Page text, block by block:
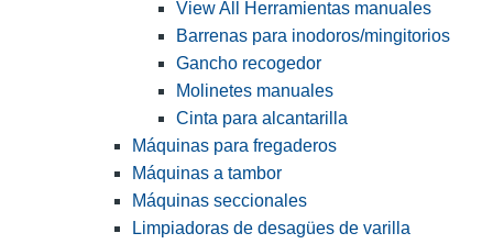
View All Herramientas manuales
Barrenas para inodoros/mingitorios
Gancho recogedor
Molinetes manuales
Cinta para alcantarilla
Máquinas para fregaderos
Máquinas a tambor
Máquinas seccionales
Limpiadoras de desagües de varilla